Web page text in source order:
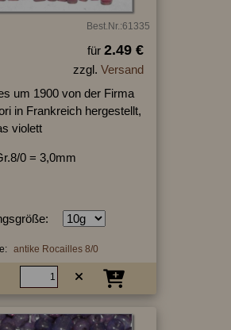
Best.Nr.:61335
für 2.49 €
zzgl. Versand
um 1900 von der Firma
in Frankreich hergestellt,
violett
0 = 3,0mm
antike Rocailles 8/0